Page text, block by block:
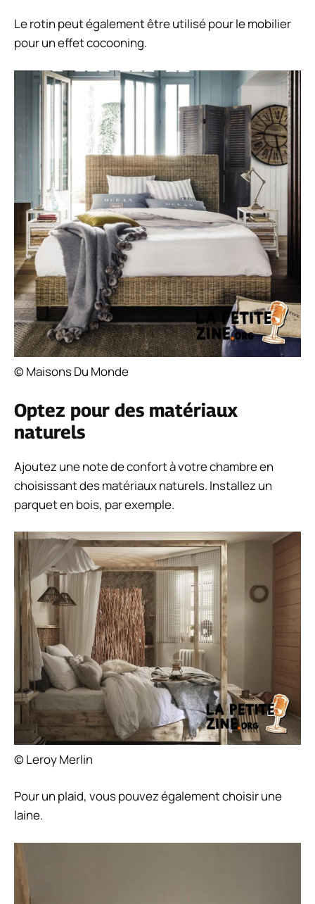
Le rotin peut également être utilisé pour le mobilier
pour un effet cocooning.
© Maisons Du Monde
Optez pour des matériaux
naturels
Ajoutez une note de confort à votre chambre en
choisissant des matériaux naturels. Installez un
parquet en bois, par exemple.
© Leroy Merlin
Pour un plaid, vous pouvez également choisir une
laine.